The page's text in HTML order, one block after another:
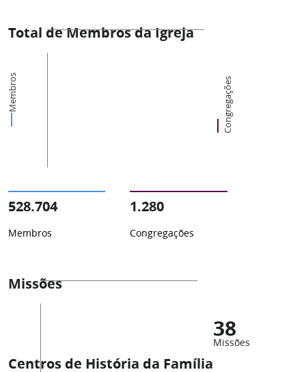
Total de Membros da Igreja
Membros Congregações
528.704
Membros
1.280
Congregações
Missões
38
Missões
Centros de História da Família